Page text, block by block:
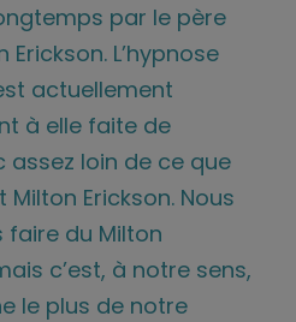
par le père
Erickson. L’hypnose
actuellement
à elle faite de
loin de ce que
Erickson. Nous
du Milton
c’est, à notre sens,
le plus de notre